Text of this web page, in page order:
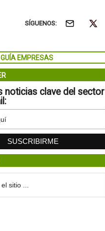
SÍGUENOS:
GUÍA EMPRESAS
noticias clave del sector